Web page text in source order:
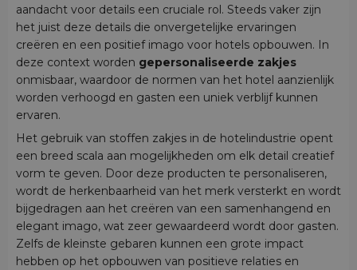
aandacht voor details een cruciale rol. Steeds vaker zijn
het juist deze details die onvergetelijke ervaringen
creëren en een positief imago voor hotels opbouwen. In
deze context worden gepersonaliseerde zakjes
onmisbaar, waardoor de normen van het hotel aanzienlijk
worden verhoogd en gasten een uniek verblijf kunnen
ervaren.
Het gebruik van stoffen zakjes in de hotelindustrie opent
een breed scala aan mogelijkheden om elk detail creatief
vorm te geven. Door deze producten te personaliseren,
wordt de herkenbaarheid van het merk versterkt en wordt
bijgedragen aan het creëren van een samenhangend en
elegant imago, wat zeer gewaardeerd wordt door gasten.
Zelfs de kleinste gebaren kunnen een grote impact
hebben op het opbouwen van positieve relaties en